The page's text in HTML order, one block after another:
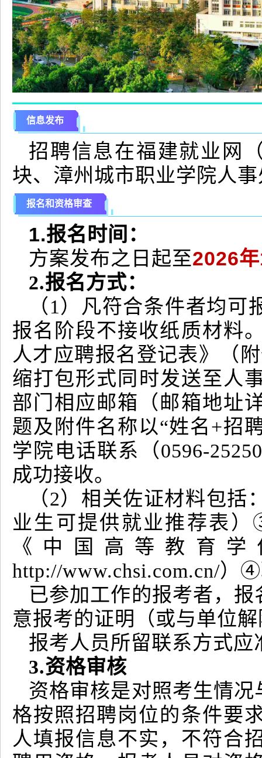
信息发布
招聘信息在福建就业网
块、漳州城市职业学院人
报名和资格审查
1.报名时间：
方案发布之日起至2026
2.报名方式：
（1）凡符合条件者均
报名阶段不接收纸质材料
人才应聘报名登记表》（
缩打包形式同时发送至人
部门相应邮箱（邮箱地址
题及附件名称以“姓名+招
学院电话联系（0596-
成功接收。
（2）相关佐证材料包
业生可提供就业推荐表
《中国高等教育
http://www.chsi.com.cn/
已参加工作的报考者，
意报考的证明（或与单位
报考人员所留联系方式
3.资格审核
资格审核是对照考生情
格按照招聘岗位的条件要
人填报信息不实，不符合